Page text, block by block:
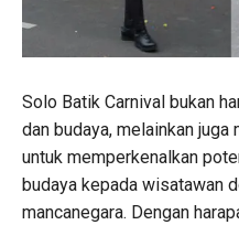
Solo Batik Carnival bukan
dan budaya, melainkan
untuk memperkenalkan
budaya kepada wisatawan
mancanegara. Dengan